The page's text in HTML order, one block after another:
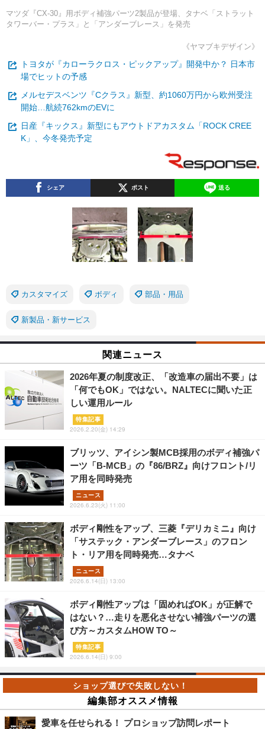
マツダ『CX-30』用ボディ補強パーツ2製品が登場、タナベ「ストラット
タワーバー・プラス」と「アンダーブレース」を発売
《ヤマブキデザイン》
トヨタが『カローラクロス・ピックアップ』開発中か？ 日本市
場でヒットの予感
メルセデスベンツ『Cクラス』新型、約1060万円から欧州受注
開始…航続762kmのEVに
日産『キックス』新型にもアウトドアカスタム「ROCK CREE
K」、今冬発売予定
シェア ポスト 送る
カスタマイズ ボディ 部品・用品
新製品・新サービス
関連ニュース
2026年夏の制度改正、「改造車の届出不要」は
「何でもOK」ではない。NALTECに聞いた正
しい運用ルール
特集記事
2026.2.20(金) 14:29
ブリッツ、アイシン製MCB採用のボディ補強パ
ーツ「B-MCB」の『86/BRZ』向けフロント/リ
ア用を同時発売
ニュース
2026.6.23(火) 11:00
ボディ剛性をアップ、三菱『デリカミニ』向け
「サステック・アンダーブレース」のフロン
ト・リア用を同時発売…タナベ
ニュース
2026.6.14(日) 13:00
ボディ剛性アップは「固めればOK」が正解で
はない？…走りを悪化させない補強パーツの選
び方～カスタムHOW TO～
特集記事
2026.6.14(日) 9:00
編集部オススメ情報
愛車を任せられる！ プロショップ訪問レポート